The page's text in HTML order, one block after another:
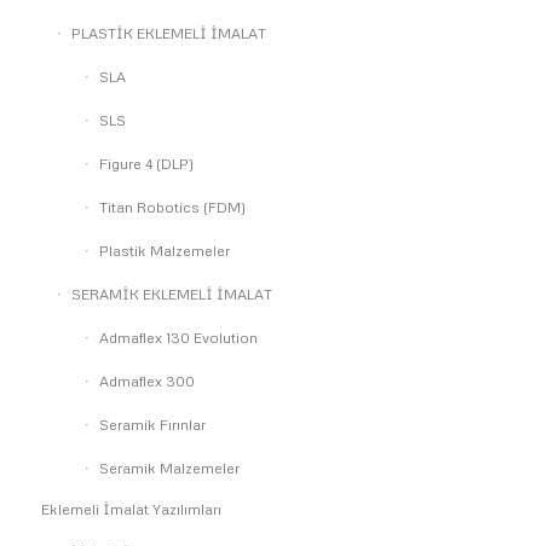
PLASTİK EKLEMELİ İMALAT
SLA
SLS
Figure 4 (DLP)
Titan Robotics (FDM)
Plastik Malzemeler
SERAMİK EKLEMELİ İMALAT
Admaflex 130 Evolution
Admaflex 300
Seramik Fırınlar
Seramik Malzemeler
Eklemeli İmalat Yazılımları